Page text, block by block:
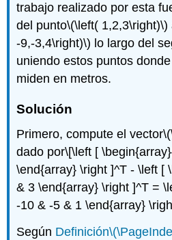
trabajo realizado por esta
del punto\(\left( 1,2,3\right)\)
-9,-3,4\right)\) lo largo del
uniendo estos puntos
miden en metros.
Solución
Primero, compute el vector
dado por\[\left [
\end{array} \right ]^T - \left [
& 3 \end{array} \right ]^T =
-10 & -5 & 1 \end{array}
Según Definición